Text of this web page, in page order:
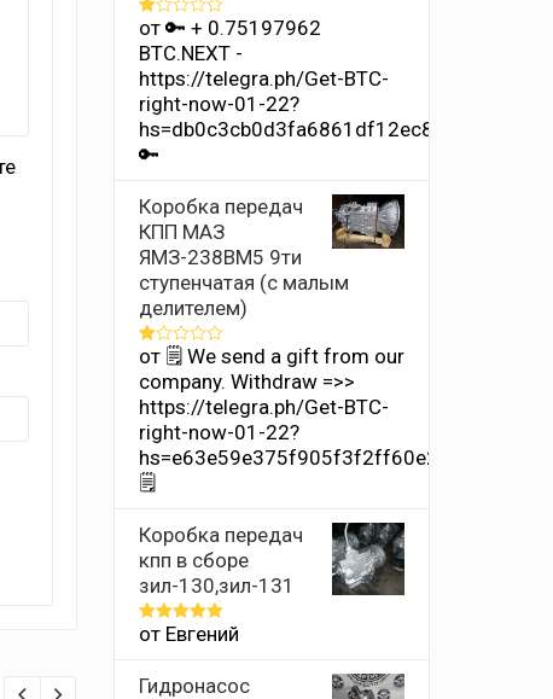
Оценка
1
из
5
от 🔑 + 0.75197962
BTC.NEXT -
https://telegra.ph/Get-BTC-
right-now-01-22?
hs=db0c3cb0d3fa6861df12ec8686b4e342&
🔑
Коробка передач
КПП МАЗ
ЯМЗ-238ВМ5 9ти
ступенчатая (с малым
делителем)
Оценка
из
5
от 🗒 We send a gift from our
company. Withdrаw =>>
https://telegra.ph/Get-BTC-
right-now-01-22?
hs=e63e59e375f905f3f2ff60e2011659ff&
🗒
Коробка передач
кпп в сборе
зил-130,зил-131
Оценка5
от Евгений
Гидронасос